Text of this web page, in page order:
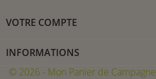
VOTRE COMPTE
INFORMATIONS
© 2026 - Mon Panier de Campagne